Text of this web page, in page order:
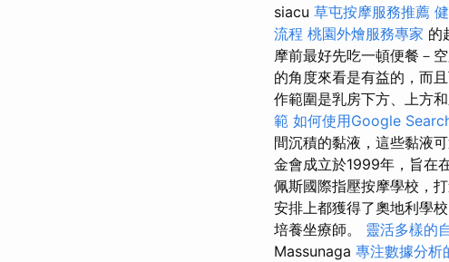
siacu 草屯按摩服務推薦
流程 桃園外燴服務專家 的
摩前最好先吃一頓便餐－
的角度來看是有益的，而
作範圍是乳房下方、上方
範 如何使用Google
間沉積的黏液，這些黏液
金會成立於1999年，旨在
佩斯國際指壓按摩學校，
安排上都獲得了奧地利學
培養坐療師。 靈活多樣的
Massunaga 專注數據分析